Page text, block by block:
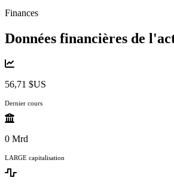
Finances
Données financières de
56,71 $US
Dernier cours
0 Mrd
LARGE capitalisation